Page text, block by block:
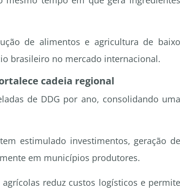
de alimentos e agricultura de baixo
brasileiro no mercado internacional.
cadeia regional
de DDG por ano, consolidando uma
estimulado investimentos, geração de
em municípios produtores.
reduz custos logísticos e permite